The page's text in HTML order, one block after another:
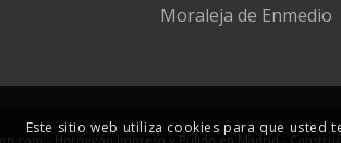
Moraleja de Enmedio
- Hormigón Impreso y Pulido en Madrid -
Este sitio web utiliza cookies para que usted